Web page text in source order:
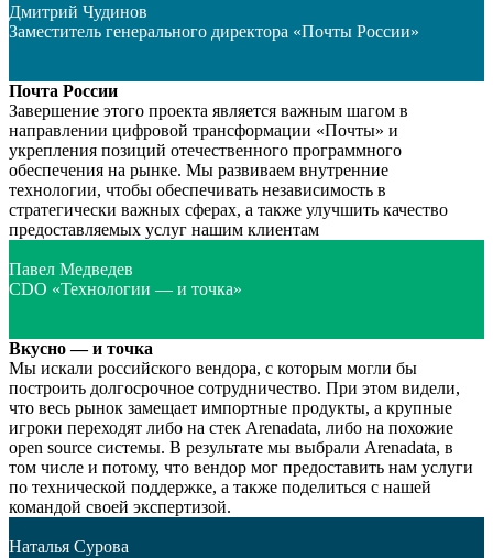
Дмитрий Чудинов
Заместитель генерального директора «Почты России»
Почта России
Завершение этого проекта является важным шагом в
направлении цифровой трансформации «Почты» и
укрепления позиций отечественного программного
обеспечения на рынке. Мы развиваем внутренние
технологии, чтобы обеспечивать независимость в
стратегически важных сферах, а также улучшить качество
предоставляемых услуг нашим клиентам
Павел Медведев
CDO «Технологии — и точка»
Вкусно — и точка
Мы искали российского вендора, с которым могли бы
построить долгосрочное сотрудничество. При этом видели,
что весь рынок замещает импортные продукты, а крупные
игроки переходят либо на стек Arenadata, либо на похожие
open source системы. В результате мы выбрали Arenadata, в
том числе и потому, что вендор мог предоставить нам услуги
по технической поддержке, а также поделиться с нашей
командой своей экспертизой.
Наталья Сурова